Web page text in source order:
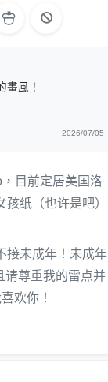
畫風！
2026/07/05
目前定居美国洛
纸（也许是吧）
接未成年！未成年
请尊重我的雷点并
欢你！